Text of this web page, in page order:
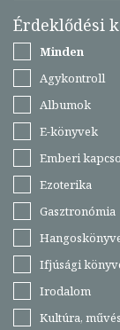
Érdeklődési
Minden
Agykontroll
Albumok
E-könyvek
Emberi
Ezoterika
Gasztronómia
Ifjúsági
Irodalom
Kultúra,